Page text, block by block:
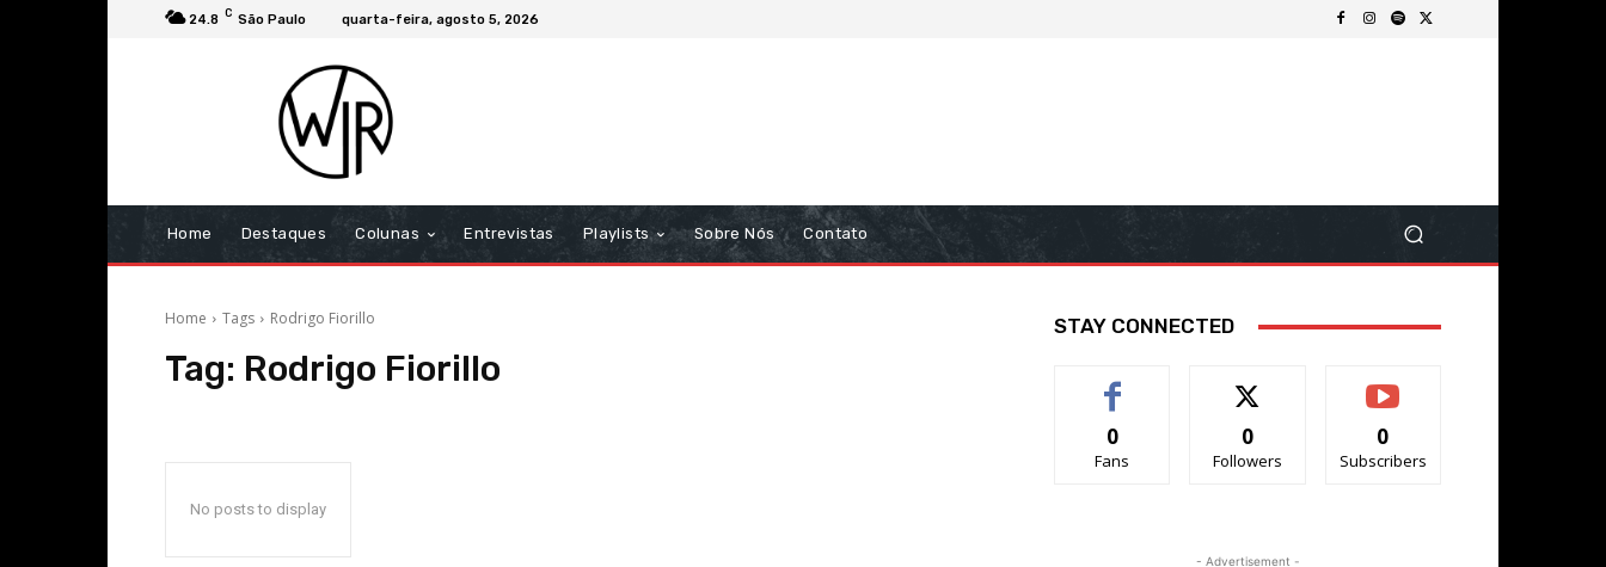
24.8 C São Paulo quarta-feira, agosto 5, 2026
Home Destaques Colunas Entrevistas Playlists Sobre Nós Contato
Home Tags Rodrigo Fiorillo
Tag: Rodrigo Fiorillo
No posts to display
STAY CONNECTED
0
Fans
0
Followers
0
Subscribers
- Advertisement -